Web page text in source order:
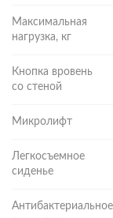
Максимальная
нагрузка, кг
Кнопка вровень
со стеной
Микролифт
Легкосъемное
сиденье
Антибактериальное